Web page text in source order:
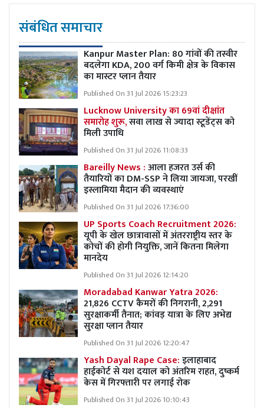
संबंधित समाचार
Kanpur Master Plan: 80 गांवों की तस्वीर
बदलेगा KDA, 200 वर्ग किमी क्षेत्र के विकास
का मास्टर प्लान तैयार
Published On 31 Jul 2026 15:23:23
Lucknow University का 69वां दीक्षांत
समारोह शुरू,सवा लाख से ज्यादा स्टूडेंट्स को
मिली उपाधि
Published On 31 Jul 2026 11:08:33
Bareilly News :आला हजरत उर्स की
तैयारियों का DM-SSP ने लिया जायजा, परखीं
इस्लामिया मैदान की व्यवस्थाएं
Published On 31 Jul 2026 17:36:00
UP Sports Coach Recruitment 2026:
यूपी के खेल छात्रावासों में अंतरराष्ट्रीय स्तर के
कोचों की होगी नियुक्ति, जानें कितना मिलेगा
मानदेय
Published On 31 Jul 2026 12:14:20
Moradabad Kanwar Yatra 2026:
21,826 CCTV कैमरों की निगरानी, 2,291
सुरक्षाकर्मी तैनात; कांवड़ यात्रा के लिए अभेद्य
सुरक्षा प्लान तैयार
Published On 31 Jul 2026 12:20:47
Yash Dayal Rape Case:इलाहाबाद
हाईकोर्ट से यश दयाल को अंतरिम राहत, दुष्कर्म
केस में गिरफ्तारी पर लगाई रोक
Published On 31 Jul 2026 10:10:43